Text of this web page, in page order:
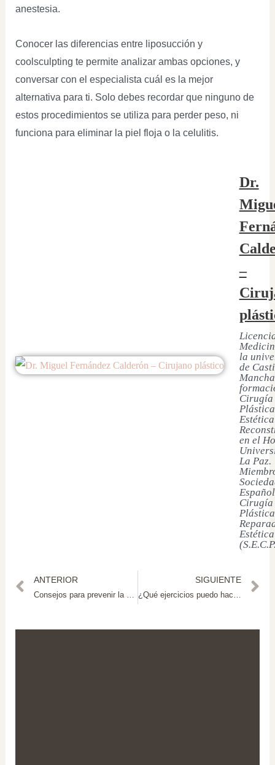
anestesia.
Conocer las diferencias entre liposucción y
coolsculpting te permite analizar ambas opciones, y
conversar con el especialista cuál es la mejor
alternativa para ti. Solo debes recordar que ninguno de
estos procedimientos se utiliza para perder peso, ni
funciona para eliminar la piel floja o la celulitis.
Dr.
–
la
de
Cirugía
en el
La Paz.
Cirugía
Estética
ANTERIOR
Consejos para prevenir la papada
SIGUIENTE
¿Qué ejercicios puedo hacer después de una liposucción?